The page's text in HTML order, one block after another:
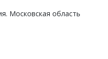
Московская область